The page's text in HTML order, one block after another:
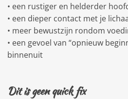
• een rustiger en helderder
• een dieper contact met je
• meer bewustzijn rondom
• een gevoel van “opnieuw
binnenuit
Dit is geen quick fix